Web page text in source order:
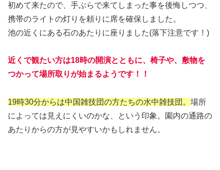
初めて来たので、手ぶらで来てしまった事を後悔しつつ、
携帯のライトの灯りを頼りに席を確保しました。
池の近くにある石のあたりに座りました(落下注意です！)
近くで観たい方は18時の開演とともに、椅子や、敷物を
つかって場所取りが始まるようです！！
19時30分からは中国雑技団の方たちの水中雑技団。 場所
によっては見えにくいのかな、という印象。園内の通路の
あたりからの方が見やすいかもしれません。